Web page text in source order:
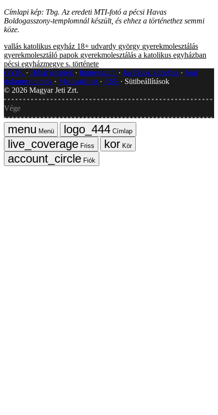
Címlapi kép: Tbg. Az eredeti MTI-fotó a pécsi Havas
Boldogasszony-templomnál készült, és ehhez a történethez semmi
köze.
vallás katolikus egyház 18+ udvardy györgy gyerekmolesztálás
gyerekmolesztáló papok gyerekmolesztálás a katolikus egyházban
pécsi egyházmegye s. története
GYIK
Hibát jelentek Impresszum Javítások kezelése
Jogi
dokumentumok
Médiaajánlat RSS
Sütibeállítások
© 2026 Magyar Jeti Zrt.
Vége
Menü
Címlap
Friss
Kör
Fiók